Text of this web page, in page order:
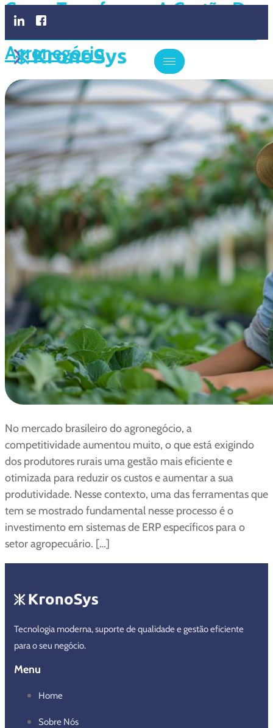
Como Transformar A Gestão Da
Sua Fazenda Com Um ERP Para
Agronegócio
No mercado brasileiro do agronegócio, a
competitividade aumentou muito, o que está exigindo
dos produtores rurais uma gestão mais eficiente e
otimizada para reduzir os custos e aumentar a sua
produtividade. Nesse contexto, uma das ferramentas que
tem se mostrado fundamental nesse processo é o
investimento em sistemas de ERP específicos para o
setor agropecuário. […]
Tecnologia moderna, suporte de qualidade e gestão eficiente
para o seu negócio.
Menu
Home
Sobre Nós